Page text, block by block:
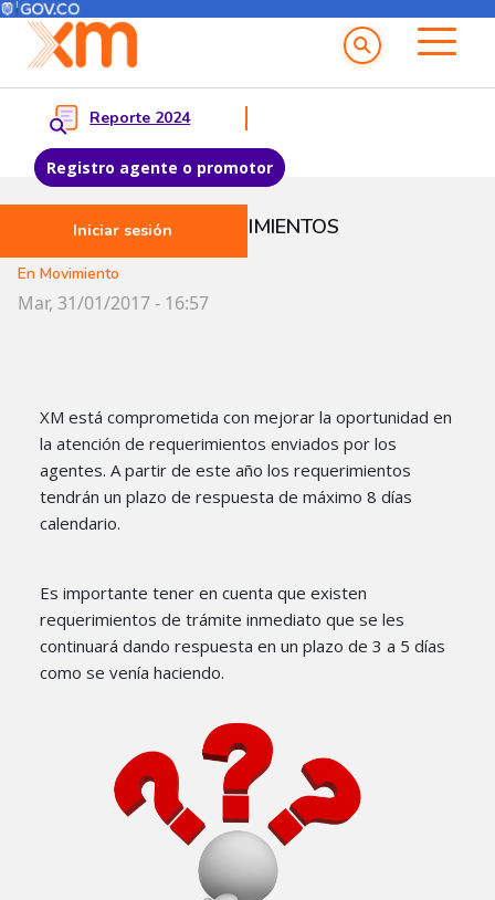
Pasar al contenido principal
Menú del Usuario
Reporte 2024
Registro agente o promotor
Iniciar sesión
Menu principal
GESTIÓN DE REQUERIMIENTOS
En Movimiento
Mar, 31/01/2017 - 16:57
XM está comprometida con mejorar la oportunidad en
la atención de requerimientos enviados por los
agentes. A partir de este año los requerimientos
tendrán un plazo de respuesta de máximo 8 días
calendario.
Es importante tener en cuenta que existen
requerimientos de trámite inmediato que se les
continuará dando respuesta en un plazo de 3 a 5 días
como se venía haciendo.